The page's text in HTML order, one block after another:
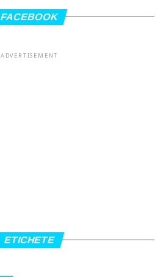
FACEBOOK
ADVERTISEMENT
ETICHETE